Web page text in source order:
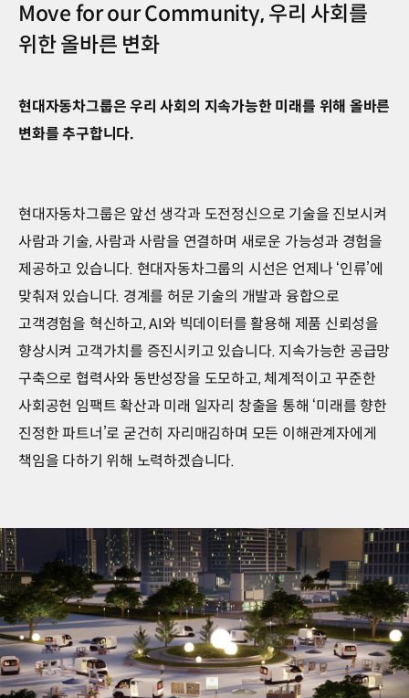
Move for our Community, 우리 사회를
위한 올바른 변화
현대자동차그룹은 우리 사회의 지속가능한 미래를 위해 올바른
변화를 추구합니다.
현대자동차그룹은 앞선 생각과 도전정신으로 기술을 진보시켜
사람과 기술, 사람과 사람을 연결하며 새로운 가능성과 경험을
제공하고 있습니다. 현대자동차그룹의 시선은 언제나 ‘인류’에
맞춰져 있습니다. 경계를 허문 기술의 개발과 융합으로
고객경험을 혁신하고, AI와 빅데이터를 활용해 제품 신뢰성을
향상시켜 고객가치를 증진시키고 있습니다. 지속가능한 공급망
구축으로 협력사와 동반성장을 도모하고, 체계적이고 꾸준한
사회공헌 임팩트 확산과 미래 일자리 창출을 통해 ‘미래를 향한
진정한 파트너’로 굳건히 자리매김하며 모든 이해관계자에게
책임을 다하기 위해 노력하겠습니다.
Move
for
our
Community,
우리